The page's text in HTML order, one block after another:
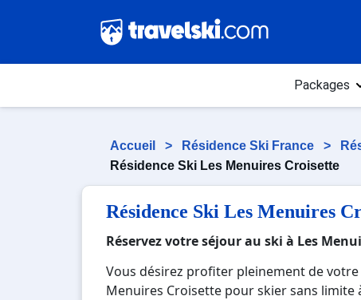
Packages
Accueil > Résidence Ski France >
Résidence Ski Les Menuires Croisette
Résidence Ski Les Menuires
Réservez votre séjour au ski à Les
Vous désirez profiter pleinement de votre
Menuires Croisette pour skier sans limite